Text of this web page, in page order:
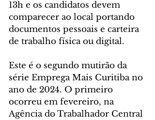
13h e os candidatos devem
comparecer ao local portando
documentos pessoais e carteira
de trabalho física ou digital.
Este é o segundo mutirão da
série Emprega Mais Curitiba no
ano de 2024. O primeiro
ocorreu em fevereiro, na
Agência do Trabalhador Central